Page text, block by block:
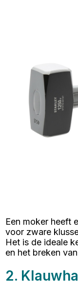
Een moker heeft
voor zware
Het is de ideale
en het breken
2.